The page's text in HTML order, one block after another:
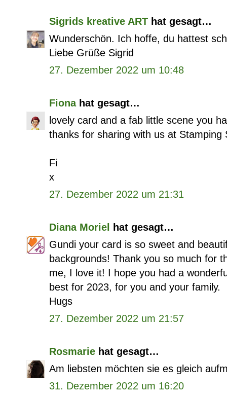
Sigrids kreative ART hat gesagt…
Wunderschön. Ich hoffe, du hattest
Liebe Grüße Sigrid
27. Dezember 2022 um 10:48
Fionahat gesagt…
lovely card and a fab little scene you
thanks for sharing with us at Stamping
Fi
x
27. Dezember 2022 um 21:31
Diana Moriel
hat gesagt…
Gundi your card is so sweet and
backgrounds! Thank you so much for
me, I love it! I hope you had a
best for 2023, for you and your family.
Hugs
27. Dezember 2022 um 21:57
Rosmarie hat gesagt…
Am liebsten möchten sie es gleich
31. Dezember 2022 um 16:20